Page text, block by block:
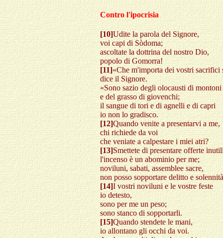
Contro l'ipocrisia
[10]Udite la parola del Signore,
voi capi di Sòdoma;
ascoltate la dottrina del nostro Dio,
popolo di Gomorra!
[11]«Che m'importa dei vostri sacrifici
dice il Signore.
«Sono sazio degli olocausti di montoni
e del grasso di giovenchi;
il sangue di tori e di agnelli e di capri
io non lo gradisco.
[12]Quando venite a presentarvi a me,
chi richiede da voi
che veniate a calpestare i miei atri?
[13]Smettete di presentare offerte
l'incenso è un abominio per me;
noviluni, sabati, assemblee sacre,
non posso sopportare delitto e
[14]I vostri noviluni e le vostre feste
io detesto,
sono per me un peso;
sono stanco di sopportarli.
[15]Quando stendete le mani,
io allontano gli occhi da voi.